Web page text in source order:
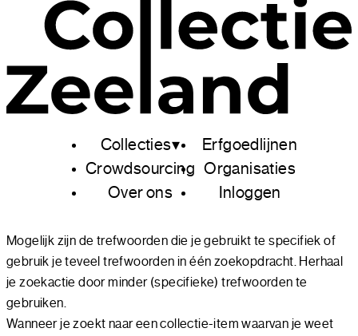
Collecties
Erfgoedlijnen
Crowdsourcing Organisaties
Over ons
Inloggen
Mogelijk zijn de trefwoorden die je gebruikt te specifiek of
gebruik je teveel trefwoorden in één zoekopdracht. Herhaal
je zoekactie door minder (specifieke) trefwoorden te
gebruiken.
Wanneer je zoekt naar een collectie-item waarvan je weet